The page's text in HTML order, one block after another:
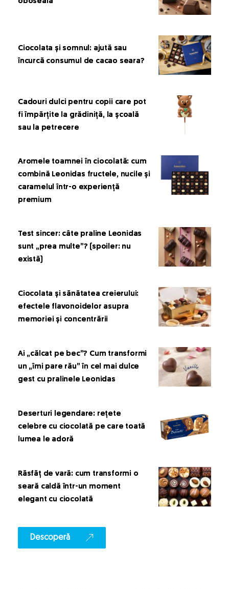
Ciocolata și somnul: ajută sau
încurcă consumul de cacao seara?
Cadouri dulci pentru copii care pot
fi împărțite la grădiniță, la școală
sau la petrecere
Aromele toamnei în ciocolată: cum
combină Leonidas fructele, nucile și
caramelul într-o experiență
premium
Test sincer: câte praline Leonidas
sunt „prea multe”? (spoiler: nu
există)
Ciocolata și sănătatea creierului:
efectele flavonoidelor asupra
memoriei și concentrării
Ai „călcat pe bec”? Cum transformi
un „îmi pare rău” în cel mai dulce
gest cu pralinele Leonidas
Deserturi legendare: rețete
celebre cu ciocolată pe care toată
lumea le adoră
Răsfăț de vară: cum transformi o
seară caldă într-un moment
elegant cu ciocolată
Descoperă